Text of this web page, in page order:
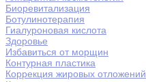
Биоревитализация
Ботулинотерапия
Гиалуроновая кислота
Здоровье
Избавиться от морщин
Контурная пластика
Коррекция жировых отложений